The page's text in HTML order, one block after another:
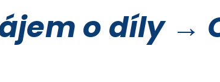
o díly →